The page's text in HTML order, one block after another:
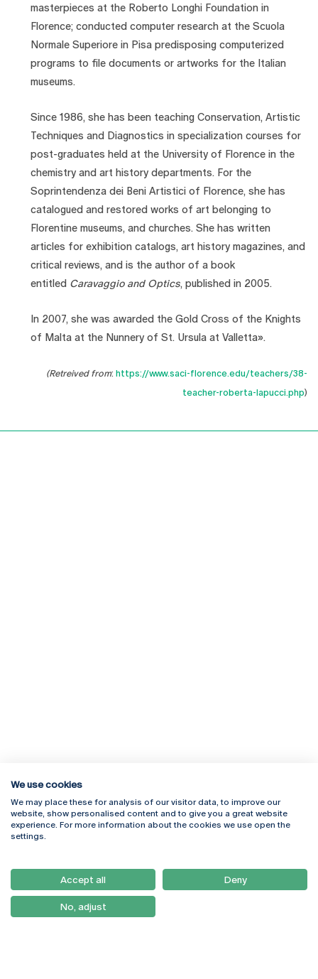
masterpieces at the Roberto Longhi Foundation in
Florence; conducted computer research at the Scuola
Normale Superiore in Pisa predisposing computerized
programs to file documents or artworks for the Italian
museums.
Since 1986, she has been teaching Conservation, Artistic
Techniques and Diagnostics in specialization courses for
post-graduates held at the University of Florence in the
chemistry and art history departments. For the
Soprintendenza dei Beni Artistici of Florence, she has
catalogued and restored works of art belonging to
Florentine museums, and churches. She has written
articles for exhibition catalogs, art history magazines, and
critical reviews, and is the author of a book
entitled Caravaggio and Optics, published in 2005.
In 2007, she was awarded the Gold Cross of the Knights
of Malta at the Nunnery of St. Ursula at Valletta».
(Retreived from: https://www.saci-florence.edu/teachers/38-
teacher-roberta-lapucci.php)
Rua Diogo Botelho 1327
4169-005 Porto
+351 226 196 240
Campus Online
Webmail
Como Chegar
Newsletter
We use cookies
We may place these for analysis of our visitor data, to improve our
website, show personalised content and to give you a great website
experience. For more information about the cookies we use open the
settings.
Accept all Deny
No, adjust